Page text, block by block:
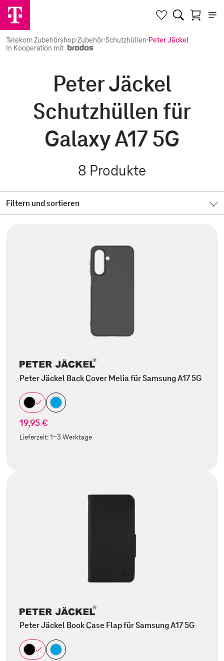
Telekom Zubehörshop·Zubehör·Schutzhüllen·Peter Jäckel
In Kooperation mit
Peter Jäckel
Schutzhüllen für
Galaxy A17 5G
8 Produkte
Filtern und sortieren
Peter Jäckel Back Cover Melia für Samsung A17 5G
19,95 €
Lieferzeit:1-3 Werktage
Peter Jäckel Book Case Flap für Samsung A17 5G